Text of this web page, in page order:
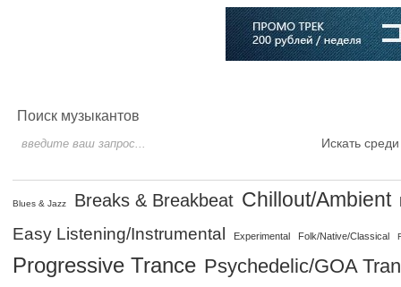
Поиск музыкантов
Искать
Blues & Jazz Breaks & Breakbeat Chillout/Ambient
Easy Listening/Instrumental Experimental Folk/Native/Classical
Progressive Trance Psychedelic/GOA